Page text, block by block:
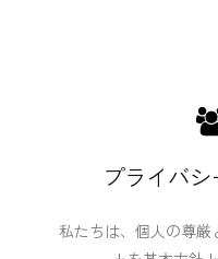
プライバ
私たちは、個人の尊厳